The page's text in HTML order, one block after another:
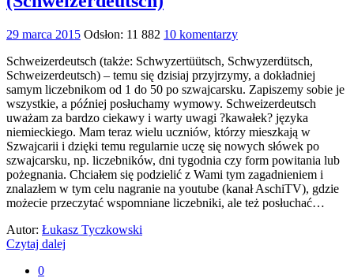
29 marca 2015 Odsłon: 11 882 10 komentarzy
Schweizerdeutsch (także: Schwyzertüütsch, Schwyzerdütsch,
Schweizerdeutsch) – temu się dzisiaj przyjrzymy, a dokładniej
samym liczebnikom od 1 do 50 po szwajcarsku. Zapiszemy sobie je
wszystkie, a później posłuchamy wymowy. Schweizerdeutsch
uważam za bardzo ciekawy i warty uwagi ?kawałek? języka
niemieckiego. Mam teraz wielu uczniów, którzy mieszkają w
Szwajcarii i dzięki temu regularnie uczę się nowych słówek po
szwajcarsku, np. liczebników, dni tygodnia czy form powitania lub
pożegnania. Chciałem się podzielić z Wami tym zagadnieniem i
znalazłem w tym celu nagranie na youtube (kanał AschiTV), gdzie
możecie przeczytać wspomniane liczebniki, ale też posłuchać…
Autor: Łukasz Tyczkowski
Czytaj dalej
0